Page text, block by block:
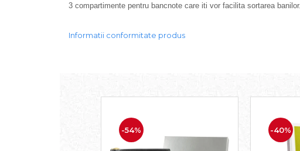
3 compartimente pentru bancnote care iti vor facilita sortarea banilor.
Informatii conformitate produs
-54% -40%